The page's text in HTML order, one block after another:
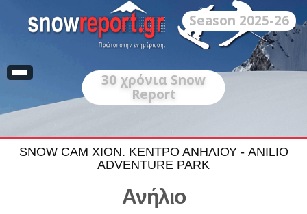
Season 2025-26
30 χρόνια Snow
Report
SNOW CAM ΧΙΟΝ. ΚΕΝΤΡΟ ΑΝΗΛΙΟΥ - ANILIO
ADVENTURE PARK
Ανήλιο